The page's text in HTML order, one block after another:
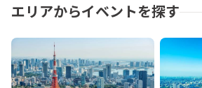
エリアからイベントを探す